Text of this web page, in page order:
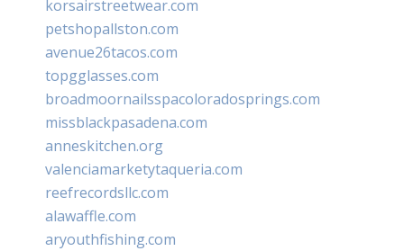
korsairstreetwear.com
petshopallston.com
avenue26tacos.com
topgglasses.com
broadmoornailsspacoloradosprings.com
missblackpasadena.com
anneskitchen.org
valenciamarketytaqueria.com
reefrecordsllc.com
alawaffle.com
aryouthfishing.com